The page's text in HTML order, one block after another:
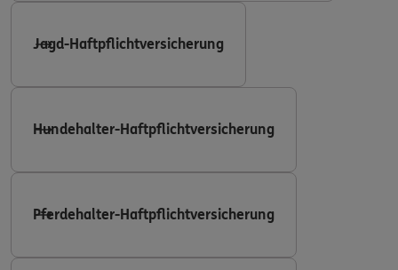
Jagd-Haftpflichtversicherung
Hundehalter-Haftpflichtversicherung
Pferdehalter-Haftpflichtversicherung